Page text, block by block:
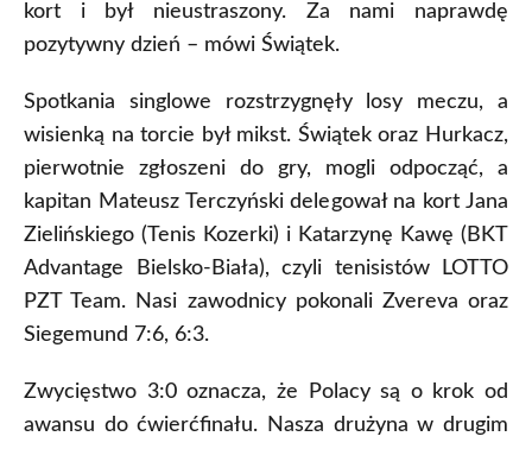
kort i był nieustraszony. Za nami naprawdę
pozytywny dzień – mówi Świątek.
Spotkania singlowe rozstrzygnęły losy meczu, a
wisienką na torcie był mikst. Świątek oraz Hurkacz,
pierwotnie zgłoszeni do gry, mogli odpocząć, a
kapitan Mateusz Terczyński delegował na kort Jana
Zielińskiego (Tenis Kozerki) i Katarzynę Kawę (BKT
Advantage Bielsko-Biała), czyli tenisistów LOTTO
PZT Team. Nasi zawodnicy pokonali Zvereva oraz
Siegemund 7:6, 6:3.
Zwycięstwo 3:0 oznacza, że Polacy są o krok od
awansu do ćwierćfinału. Nasza drużyna w drugim